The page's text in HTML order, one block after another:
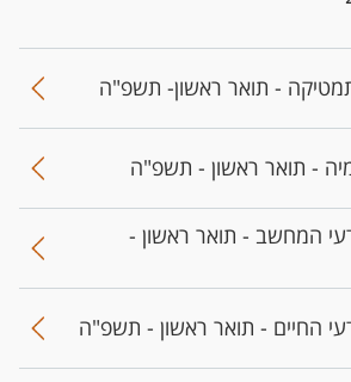
- תואר ראשון- תשפ"ה
- תואר ראשון - תשפ"ה
המחשב - תואר ראשון -
החיים - תואר ראשון - תשפ"ה